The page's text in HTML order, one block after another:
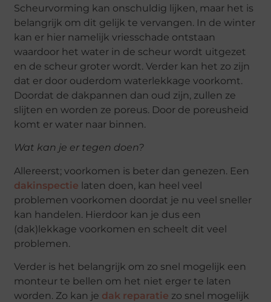
Scheurvorming kan onschuldig lijken, maar het is
belangrijk om dit gelijk te vervangen. In de winter
kan er hier namelijk vriesschade ontstaan
waardoor het water in de scheur wordt uitgezet
en de scheur groter wordt. Verder kan het zo zijn
dat er door ouderdom waterlekkage voorkomt.
Doordat de dakpannen dan oud zijn, zullen ze
slijten en worden ze poreus. Door de poreusheid
komt er water naar binnen.
Wat kan je er tegen doen?
Allereerst; voorkomen is beter dan genezen. Een
dakinspectie laten doen, kan heel veel
problemen voorkomen doordat je nu veel sneller
kan handelen. Hierdoor kan je dus een
(dak)lekkage voorkomen en scheelt dit veel
problemen.
Verder is het belangrijk om zo snel mogelijk een
monteur te bellen om het niet erger te laten
worden. Zo kan je dak reparatie zo snel mogelijk